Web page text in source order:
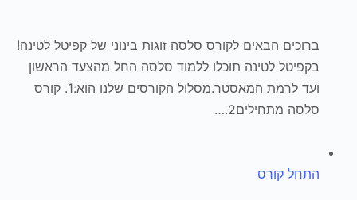
ברוכים הבאים לקורס סלסה זוגות בינוני של קפיטל לטינה!
בקפיטל לטינה תוכלו ללמוד סלסה החל מהצעד הראשון
ועד לרמת המאסטר.מסלול הקורסים שלנו הוא:1. קורס
סלסה מתחילים2.…
התחל קורס